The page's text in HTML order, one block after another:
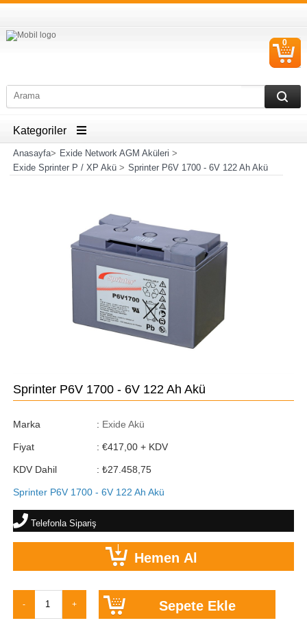
0
Kategoriler
Anasayfa> Exide Network AGM Aküleri >
Exide Sprinter P / XP Akü> Sprinter P6V 1700 - 6V 122 Ah Akü
Sprinter P6V 1700 - 6V 122 Ah Akü
Marka : Exide Akü
Fiyat : €417,00+ KDV
KDV Dahil : ₺27.458,75
Sprinter P6V 1700 - 6V 122 Ah Akü
Telefonla Sipariş